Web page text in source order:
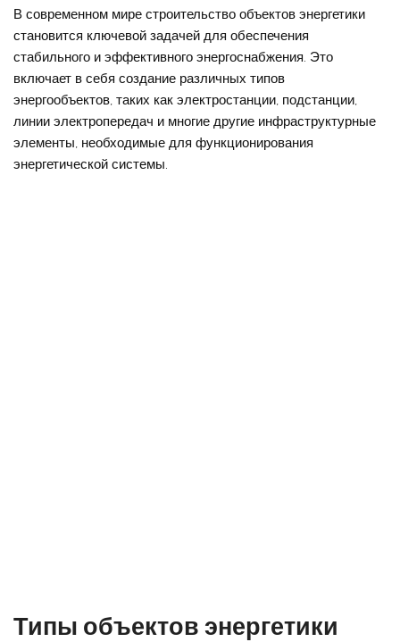
В современном мире строительство объектов энергетики
становится ключевой задачей для обеспечения
стабильного и эффективного энергоснабжения. Это
включает в себя создание различных типов
энергообъектов, таких как электростанции, подстанции,
линии электропередач и многие другие инфраструктурные
элементы, необходимые для функционирования
энергетической системы.
Типы объектов энергетики